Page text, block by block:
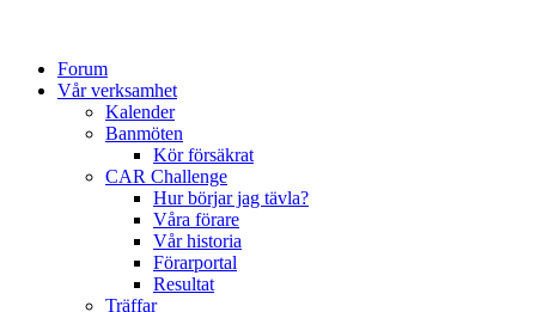
Forum
Vår verksamhet
Kalender
Banmöten
Kör försäkrat
CAR Challenge
Hur börjar jag tävla?
Våra förare
Vår historia
Förarportal
Resultat
Träffar